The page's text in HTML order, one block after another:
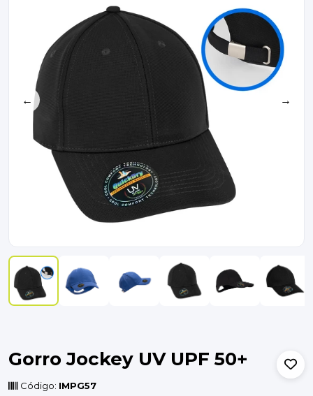
← →
Gorro Jockey UV UPF 50+
Código: IMPG57